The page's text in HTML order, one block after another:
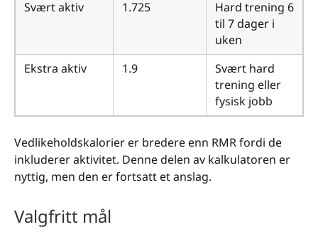
Svært aktiv 1.725
Hard trening 6
til 7 dager i
uken
Ekstra aktiv
1.9
Svært hard
trening eller
fysisk jobb
Vedlikeholdskalorier er bredere enn RMR fordi de
inkluderer aktivitet. Denne delen av kalkulatoren er
nyttig, men den er fortsatt et anslag.
Valgfritt mål